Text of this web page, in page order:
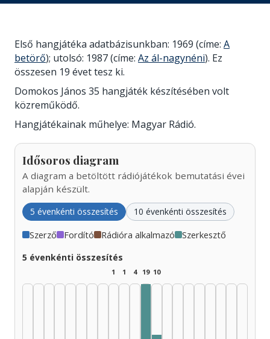
Első hangjátéka adatbázisunkban: 1969 (címe: A
betörő); utolsó: 1987 (címe: Az ál-nagynéni). Ez
összesen 19 évet tesz ki.
Domokos János 35 hangjáték készítésében volt
közreműködő.
Hangjátékainak műhelye: Magyar Rádió.
Idősoros diagram
A diagram a betöltött rádiójátékok bemutatási évei
alapján készült.
5 évenkénti összesítés 10 évenkénti összesítés
Szerző Fordító Rádióra alkalmazó Szerkesztő
5 évenkénti összesítés
1 1 4 19 10